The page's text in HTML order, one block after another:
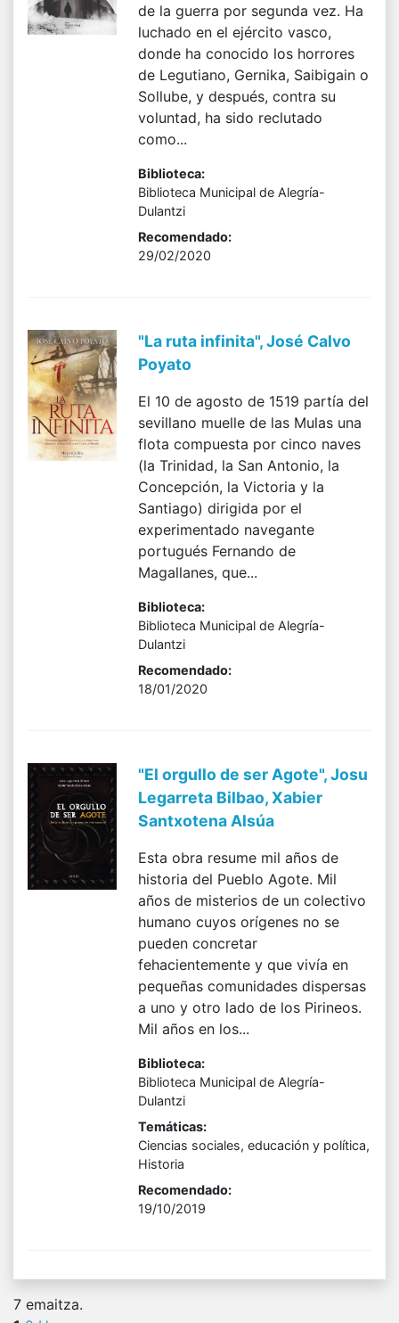
de la guerra por segunda vez. Ha
luchado en el ejército vasco,
donde ha conocido los horrores
de Legutiano, Gernika, Saibigain o
Sollube, y después, contra su
voluntad, ha sido reclutado
como...
Biblioteca:
Biblioteca Municipal de Alegría-
Dulantzi
Recomendado:
29/02/2020
"La ruta infinita", José Calvo
Poyato
El 10 de agosto de 1519 partía del
sevillano muelle de las Mulas una
flota compuesta por cinco naves
(la Trinidad, la San Antonio, la
Concepción, la Victoria y la
Santiago) dirigida por el
experimentado navegante
portugués Fernando de
Magallanes, que...
Biblioteca:
Biblioteca Municipal de Alegría-
Dulantzi
Recomendado:
18/01/2020
"El orgullo de ser Agote", Josu
Legarreta Bilbao, Xabier
Santxotena Alsúa
Esta obra resume mil años de
historia del Pueblo Agote. Mil
años de misterios de un colectivo
humano cuyos orígenes no se
pueden concretar
fehacientemente y que vivía en
pequeñas comunidades dispersas
a uno y otro lado de los Pirineos.
Mil años en los...
Biblioteca:
Biblioteca Municipal de Alegría-
Dulantzi
Temáticas:
Ciencias sociales, educación y política,
Historia
Recomendado:
19/10/2019
7 emaitza.